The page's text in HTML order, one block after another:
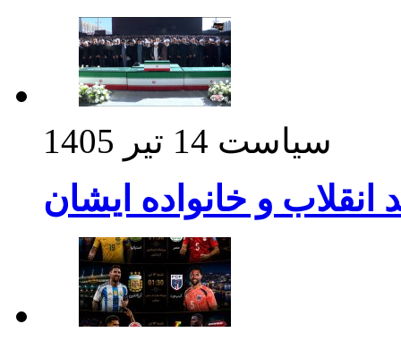
سیاست 14 تیر 1405
انقلاب و خانواده ایشان